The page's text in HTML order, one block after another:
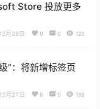
Store 投放更多
月28日 0 0 120
”：将新增标签页
月27日 0 0 188